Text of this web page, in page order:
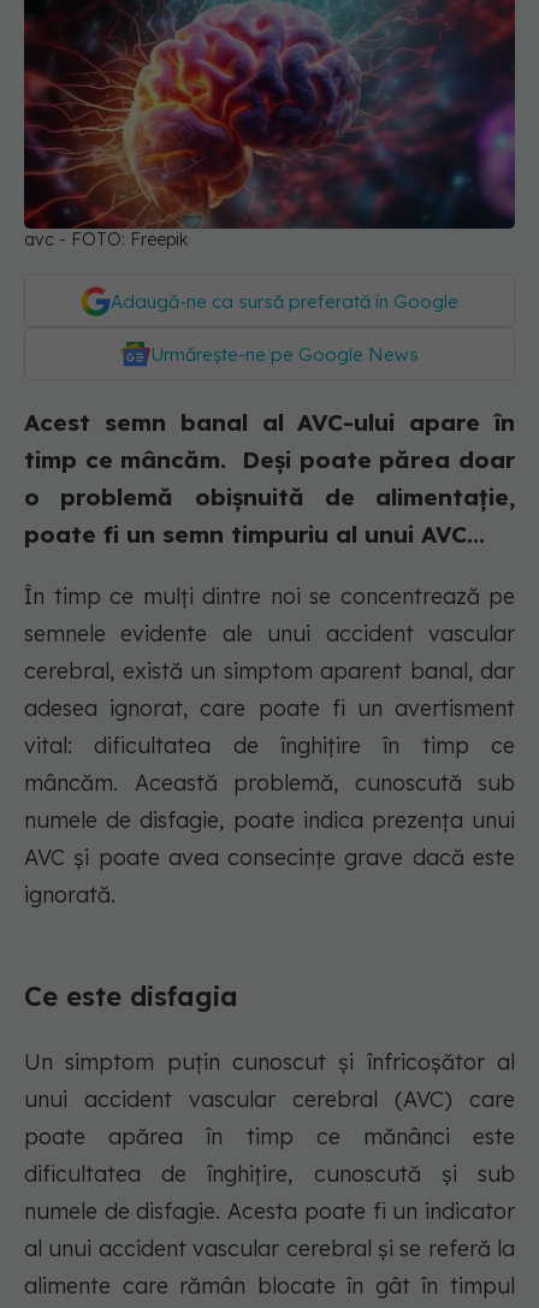
avc - FOTO: Freepik
Adaugă-ne ca sursă preferată în Google
Urmărește-ne pe Google News
Acest semn banal al AVC-ului apare în
timp ce mâncăm. Deși poate părea doar
o problemă obișnuită de alimentație,
poate fi un semn timpuriu al unui AVC...
În timp ce mulți dintre noi se concentrează pe
semnele evidente ale unui accident vascular
cerebral, există un simptom aparent banal, dar
adesea ignorat, care poate fi un avertisment
vital: dificultatea de înghițire în timp ce
mâncăm. Această problemă, cunoscută sub
numele de disfagie, poate indica prezența unui
AVC și poate avea consecințe grave dacă este
ignorată.
Ce este disfagia
Un simptom puțin cunoscut și înfricoșător al
unui accident vascular cerebral (AVC) care
poate apărea în timp ce mănânci este
dificultatea de înghițire, cunoscută și sub
numele de disfagie. Acesta poate fi un indicator
al unui accident vascular cerebral și se referă la
alimente care rămân blocate în gât în timpul